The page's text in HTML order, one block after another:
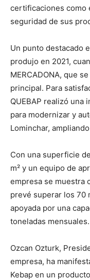
certificaciones como
seguridad de sus
Un punto destacado
produjo en 2021,
MERCADONA, que
principal. Para
QUEBAP realizó una
para modernizar y
Lominchar,
Con una superficie
m² y un equipo de
empresa se muestra
prevé superar los 70
apoyada por una
toneladas mensuales.
Ozcan Ozturk,
empresa, ha
Kebap en un